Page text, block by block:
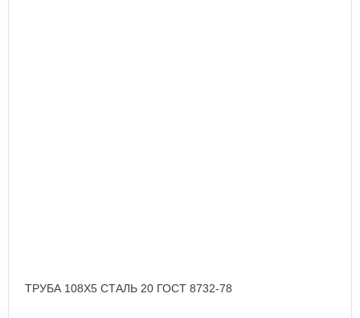
ТРУБА 108Х5 СТАЛЬ 20 ГОСТ 8732-78